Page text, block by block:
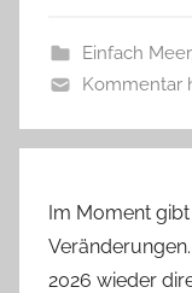
Einfach Meer
Kommentar
Im Moment
2026 wieder